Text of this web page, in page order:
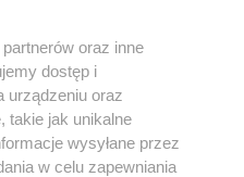
oraz inne
dostęp i
urządzeniu oraz
takie jak unikalne
wysyłane przez
w celu zapewniania